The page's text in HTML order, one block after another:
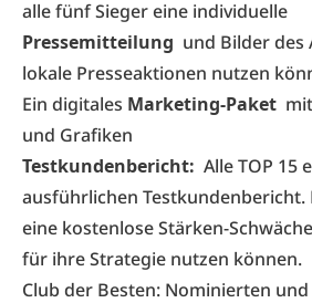
alle fünf Sieger eine individuelle
Pressemitteilung und Bilder des
lokale Presseaktionen nutzen
Ein digitales Marketing-Paket
und Grafiken
Testkundenbericht: Alle TOP 15
ausführlichen Testkundenbericht.
eine kostenlose Stärken-
für ihre Strategie nutzen können.
Club der Besten: Nominierten